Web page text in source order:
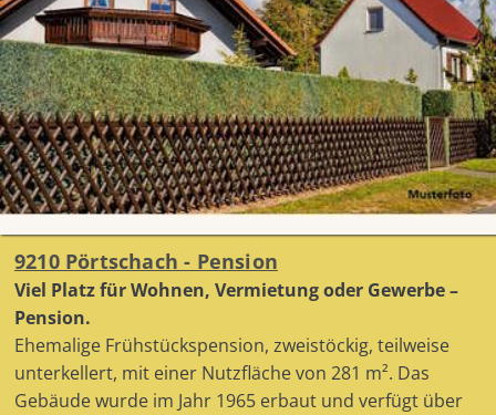
9210 Pörtschach - Pension
Viel Platz für Wohnen, Vermietung oder Gewerbe –
Pension.
Ehemalige Frühstückspension, zweistöckig, teilweise
unterkellert, mit einer Nutzfläche von 281 m². Das
Gebäude wurde im Jahr 1965 erbaut und verfügt über